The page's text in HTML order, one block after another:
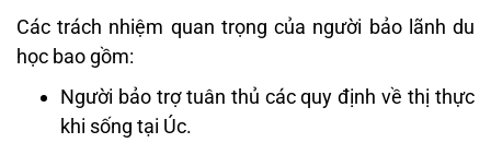
Các trách nhiệm quan trọng của người bảo lãnh du
học bao gồm:
Người bảo trợ tuân thủ các quy định về thị thực
khi sống tại Úc.